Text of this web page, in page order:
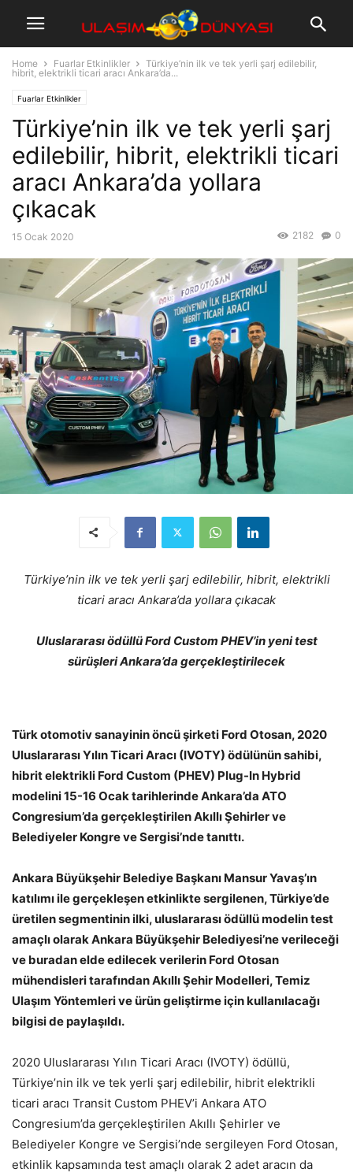
Home Fuarlar Etkinlikler
Türkiye’nin ilk ve tek yerli şarj edilebilir,
hibrit, elektrikli ticari aracı Ankara’da...
Fuarlar Etkinlikler
Türkiye’nin ilk ve tek yerli şarj
edilebilir, hibrit, elektrikli ticari
aracı Ankara’da yollara
çıkacak
15 Ocak 2020 0
2182
Türkiye’nin ilk ve tek yerli şarj edilebilir, hibrit, elektrikli
ticari aracı Ankara’da yollara çıkacak
Uluslararası ödüllü Ford Custom PHEV’in yeni test
sürüşleri Ankara’da gerçekleştirilecek
Türk otomotiv sanayinin öncü şirketi Ford Otosan, 2020
Uluslararası Yılın Ticari Aracı (IVOTY) ödülünün sahibi,
hibrit elektrikli Ford Custom (PHEV) Plug-In Hybrid
modelini 15-16 Ocak tarihlerinde Ankara’da ATO
Congresium’da gerçekleştirilen Akıllı Şehirler ve
Belediyeler Kongre ve Sergisi’nde tanıttı.
Ankara Büyükşehir Belediye Başkanı Mansur Yavaş’ın
katılımı ile gerçekleşen etkinlikte sergilenen, Türkiye’de
üretilen segmentinin ilki, uluslararası ödüllü modelin test
amaçlı olarak Ankara Büyükşehir Belediyesi’ne verileceği
ve buradan elde edilecek verilerin Ford Otosan
mühendisleri tarafından Akıllı Şehir Modelleri, Temiz
Ulaşım Yöntemleri ve ürün geliştirme için kullanılacağı
bilgisi de paylaşıldı.
2020 Uluslararası Yılın Ticari Aracı (IVOTY) ödüllü,
Türkiye’nin ilk ve tek yerli şarj edilebilir, hibrit elektrikli
ticari aracı Transit Custom PHEV’i Ankara ATO
Congresium’da gerçekleştirilen Akıllı Şehirler ve
Belediyeler Kongre ve Sergisi’nde sergileyen Ford Otosan,
etkinlik kapsamında test amaçlı olarak 2 adet aracın da